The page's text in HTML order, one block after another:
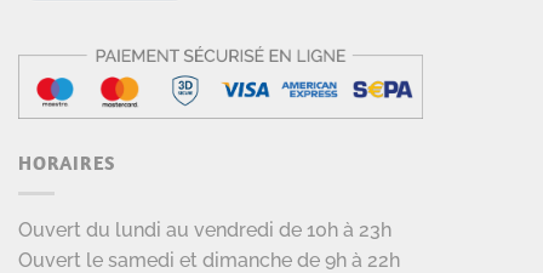
HORAIRES
Ouvert du lundi au vendredi de 10h à 23h
Ouvert le samedi et dimanche de 9h à 22h